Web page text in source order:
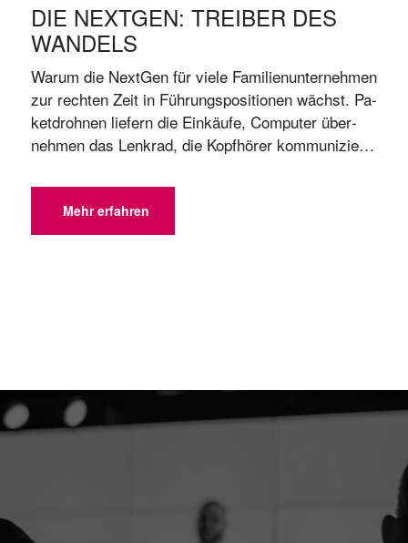
DIE NEXTGEN: TREIBER DES
WANDELS
War­um die Next­Gen für vie­le Fa­mi­li­en­un­ter­neh­men
zur rech­ten Zeit in Füh­rungs­po­si­tio­nen wächst. Pa­
ket­droh­nen lie­fern die Ein­käu­fe, Com­pu­ter über­
neh­men das Lenk­rad, die Kopf­hö­rer kom­mu­ni­zie­
voll­au­to­ma­tisch, Al­go­rith­men re­geln die Prei­se im
On­line­shop, und der Lo­gis­tik­part­ner vie­ler Fir­men
ist ein IT-Start-up. Wir ste­cken mit­ten im di­gi­ta­len
Mehr erfahren